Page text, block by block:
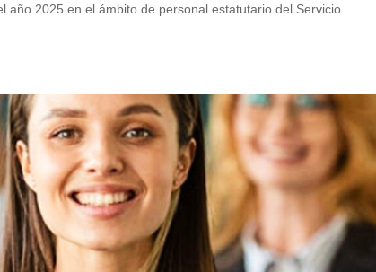
año 2025 en el ámbito de personal estatutario del Servicio